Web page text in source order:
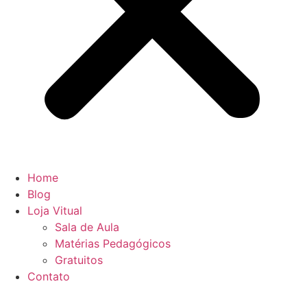
Home
Blog
Loja Vitual
Sala de Aula
Matérias Pedagógicos
Gratuitos
Contato